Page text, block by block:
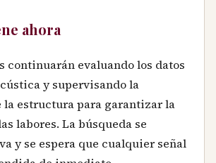
ahora
continuarán evaluando los datos
y supervisando la
la estructura para garantizar la
labores. La búsqueda se
y se espera que cualquier señal